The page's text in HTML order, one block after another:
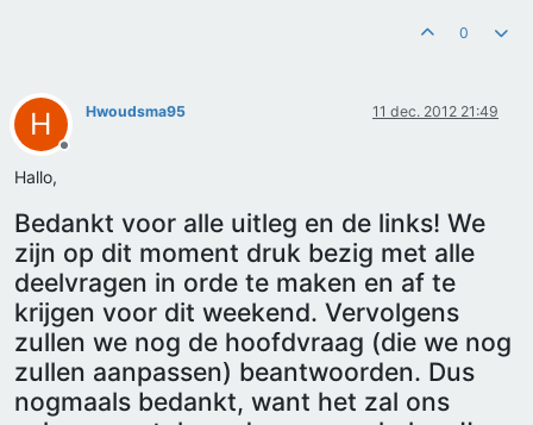
0
H
Offline
Hwoudsma95 11 dec. 2012 21:49
Hallo,
Bedankt voor alle uitleg en de links! We
zijn op dit moment druk bezig met alle
deelvragen in orde te maken en af te
krijgen voor dit weekend. Vervolgens
zullen we nog de hoofdvraag (die we nog
zullen aanpassen) beantwoorden. Dus
nogmaals bedankt, want het zal ons